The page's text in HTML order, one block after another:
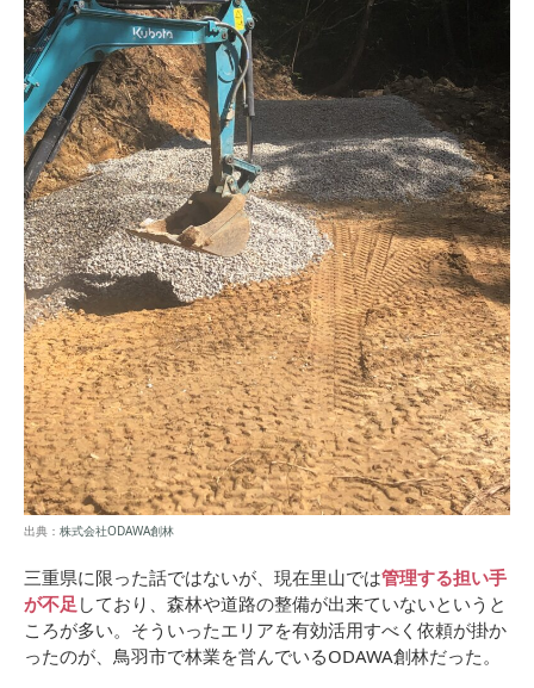
出典： 株式会社ODAWA創林
三重県に限った話ではないが、現在里山では管理する担い手
が不足しており、森林や道路の整備が出来ていないというと
ころが多い。そういったエリアを有効活用すべく依頼が掛か
ったのが、鳥羽市で林業を営んでいるODAWA創林だった。